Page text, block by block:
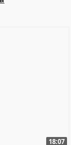
18:07